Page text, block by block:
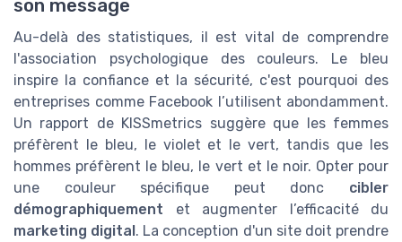
son message
Au-delà des statistiques, il est vital de comprendre
l'association psychologique des couleurs. Le bleu
inspire la confiance et la sécurité, c'est pourquoi des
entreprises comme Facebook l’utilisent abondamment.
Un rapport de KISSmetrics suggère que les femmes
préfèrent le bleu, le violet et le vert, tandis que les
hommes préfèrent le bleu, le vert et le noir. Opter pour
une couleur spécifique peut donc cibler
démographiquement et augmenter l’efficacité du
marketing digital. La conception d'un site doit prendre